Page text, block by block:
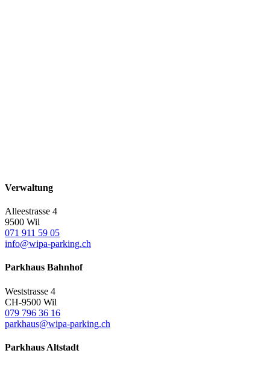
Verwaltung
Alleestrasse 4
9500 Wil
071 911 59 05
info@wipa-parking.ch
Parkhaus Bahnhof
Weststrasse 4
CH-9500 Wil
079 796 36 16
parkhaus@wipa-parking.ch
Parkhaus Altstadt